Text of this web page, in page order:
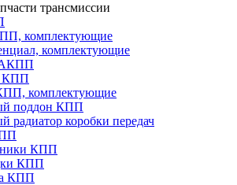
трансмиссии
комплектующие
комплектующие
АКПП
КПП
комплектующие
поддон КПП
радиатор коробки передач
КПП
КПП
КПП